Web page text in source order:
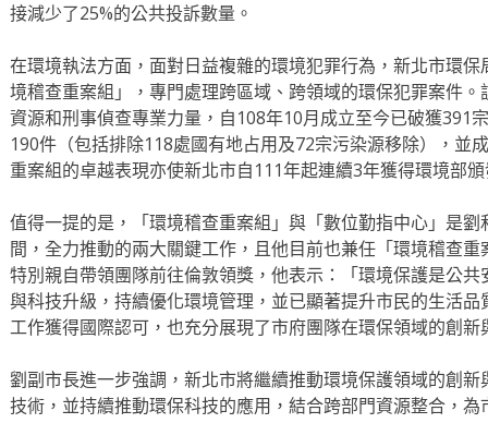
接減少了25%的公共投訴數量。
在環境執法方面，面對日益複雜的環境犯罪行為，新北市環
境稽查重案組」，專門處理跨區域、跨領域的環保犯罪案件
資源和刑事偵查專業力量，自108年10月成立至今已破獲391
190件（包括排除118處國有地占用及72宗污染源移除），並
重案組的卓越表現亦使新北市自111年起連續3年獲得環境部
值得一提的是，「環境稽查重案組」與「數位勤指中心」是
間，全力推動的兩大關鍵工作，且他目前也兼任「環境稽查
特別親自帶領團隊前往倫敦領獎，他表示：「環境保護是公
與科技升級，持續優化環境管理，並已顯著提升市民的生活
工作獲得國際認可，也充分展現了市府團隊在環保領域的創新
劉副市長進一步強調，新北市將繼續推動環境保護領域的創
技術，並持續推動環保科技的應用，結合跨部門資源整合，